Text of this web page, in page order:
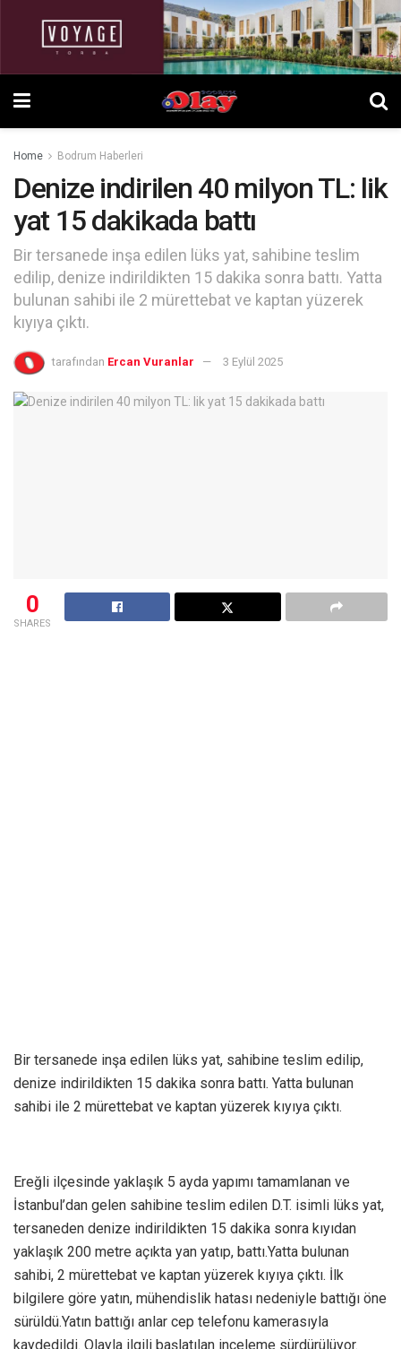
Home Bodrum Haberleri
Denize indirilen 40 milyon TL: lik
yat 15 dakikada battı
Bir tersanede inşa edilen lüks yat, sahibine teslim
edilip, denize indirildikten 15 dakika sonra battı. Yatta
bulunan sahibi ile 2 mürettebat ve kaptan yüzerek
kıyıya çıktı.
tarafından Ercan Vuranlar 3 Eylül 2025
0
SHARES
Bir tersanede inşa edilen lüks yat, sahibine teslim edilip,
denize indirildikten 15 dakika sonra battı. Yatta bulunan
sahibi ile 2 mürettebat ve kaptan yüzerek kıyıya çıktı.
Ereğli ilçesinde yaklaşık 5 ayda yapımı tamamlanan ve
İstanbul’dan gelen sahibine teslim edilen D.T. isimli lüks yat,
tersaneden denize indirildikten 15 dakika sonra kıyıdan
yaklaşık 200 metre açıkta yan yatıp, battı.Yatta bulunan
sahibi, 2 mürettebat ve kaptan yüzerek kıyıya çıktı. İlk
bilgilere göre yatın, mühendislik hatası nedeniyle battığı öne
sürüldü.Yatın battığı anlar cep telefonu kamerasıyla
kaydedildi. Olayla ilgili başlatılan inceleme sürdürülüyor.